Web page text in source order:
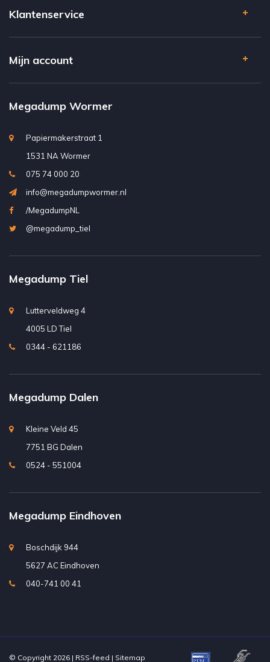
Klantenservice
Mijn account
Megadump Wormer
Papiermakerstraat 1
1531 NA Wormer
075 74 000 20
info@megadumpwormer.nl
/MegadumpNL
@megadump_tiel
Megadump Tiel
Lutterveldweg 4
4005 LD Tiel
0344 - 621186
Megadump Dalen
Kleine Veld 45
7751 BG Dalen
0524 - 551004
Megadump Eindhoven
Boschdijk 944
5627 AC Eindhoven
040-741 00 41
© Copyright 2026 | RSS-feed | Sitemap